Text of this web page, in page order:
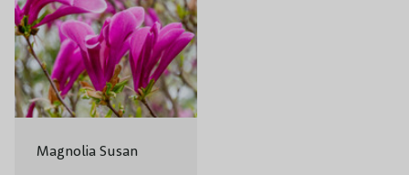
Magnolia Susan